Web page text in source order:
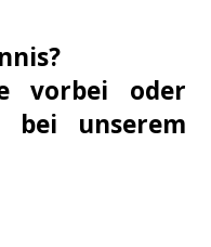
vorbei oder
unserem